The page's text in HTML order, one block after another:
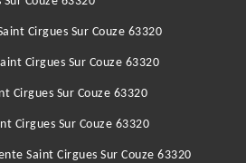
Cirgues Sur Couze 63320
Cirgues Sur Couze 63320
Cirgues Sur Couze 63320
Cirgues Sur Couze 63320
Saint Cirgues Sur Couze 63320